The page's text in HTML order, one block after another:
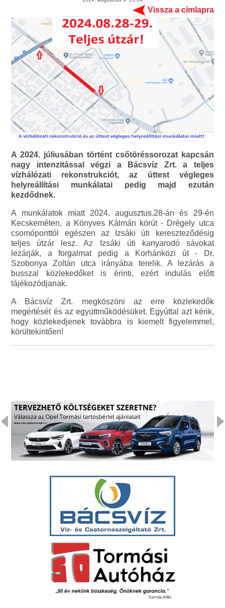
Vissza a címlapra
A 2024. júliusában történt csőtöréssorozat kapcsán
nagy intenzitással végzi a Bácsvíz Zrt. a teljes
vízhálózati rekonstrukciót, az úttest végleges
helyreállítási munkálatai pedig majd ezután
kezdődnek.
A munkálatok miatt 2024. augusztus.28-án és 29-én
Kecskeméten, a Könyves Kálmán körút - Drégely utca
csomóponttól egészen az Izsáki úti kereszteződésig
teljes útzár lesz. Az Izsáki úti kanyarodó sávokat
lezárják, a forgalmat pedig a Korhánközi út - Dr.
Szobonya Zoltán utca irányába terelik. A lezárás a
busszal közlekedőket is érinti, ezért indulás előtt
tájékozódjanak.
A Bácsvíz Zrt. megköszöni az erre közlekedők
megértését és az együttműködésüket. Egyúttal azt kérik,
hogy közlekedjenek továbbra is kiemelt figyelemmel,
körültekintően!